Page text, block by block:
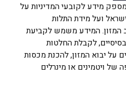
מידע לקובעי המדיניות על
ועל מידת התלות
המזון. המידע משמש לקביעת
בסיסיים, לקבלת החלטות
על יבוא המזון, להכנת מכסות
של ויטמינים או מינרלים